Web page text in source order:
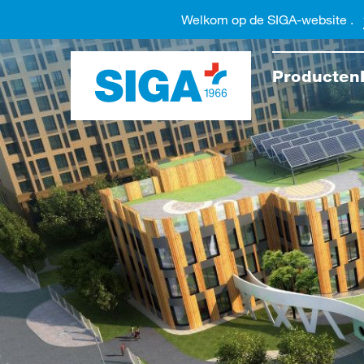
Producten
Welkom op de SIGA-website .